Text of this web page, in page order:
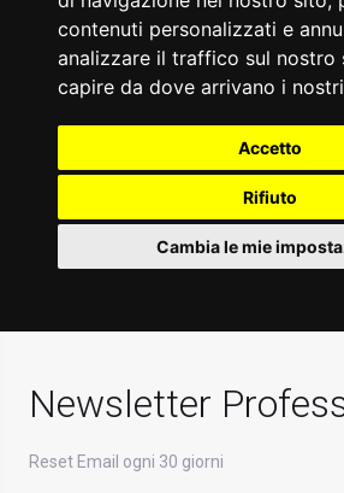
contenuti personalizzati e
analizzare il traffico sul nostro
capire da dove arrivano i
Accetto
Rifiuto
Cambia le mie
Newsletter
Reset Email ogni 30 giorni